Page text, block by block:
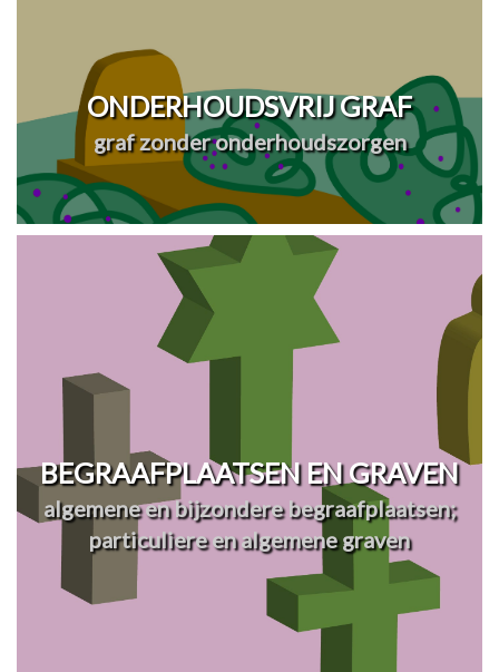
ONDERHOUDSVRIJ GRAF
graf zonder onderhoudszorgen
BEGRAAFPLAATSEN EN GRAVEN
algemene en bijzondere begraafplaatsen;
particuliere en algemene graven